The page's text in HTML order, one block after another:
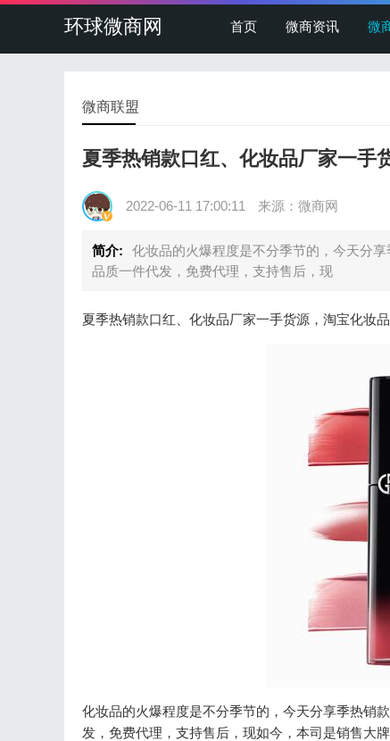
环球微商网 首页 微商资讯 微
微商联盟
夏季热销款口红、化妆品厂家一手
2022-06-11 17:00:11 来源：微商网
简介:
化妆品的火爆程度是不分季节的，今天分
品质一件代发，免费代理，支持售后，现
夏季热销款口红、化妆品厂家一手货源，淘宝化妆
化妆品的火爆程度是不分季节的，今天分享季热销
发，免费代理，支持售后，现如今，本司是销售大